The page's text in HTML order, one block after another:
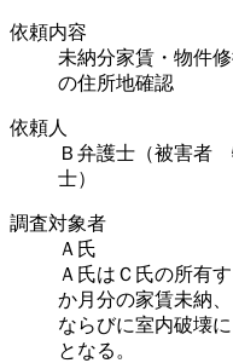
依頼内容
未納分家賃・物件
の住所地確認
依頼人
Ｂ弁護士（被害者
士）
調査対象者
Ａ氏
Ａ氏はＣ氏の所有
か月分の家賃未納、
ならびに室内破壊
となる。